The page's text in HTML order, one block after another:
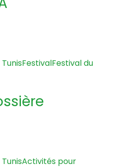
FestivalFestival du
Activités pour